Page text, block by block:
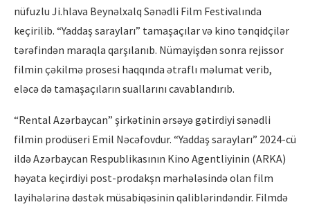
nüfuzlu Ji.hlava Beynəlxalq Sənədli Film Festivalında
keçirilib. “Yaddaş sarayları” tamaşaçılar və kino tənqidçilər
tərəfindən maraqla qarşılanıb. Nümayişdən sonra rejissor
filmin çəkilmə prosesi haqqında ətraflı məlumat verib,
eləcə də tamaşaçıların suallarını cavablandırıb.
“Rental Azərbaycan” şirkətinin ərsəyə gətirdiyi sənədli
filmin prodüseri Emil Nəcəfovdur. “Yaddaş sarayları” 2024-cü
ildə Azərbaycan Respublikasının Kino Agentliyinin (ARKA)
həyata keçirdiyi post-prodakşn mərhələsində olan film
layihələrinə dəstək müsabiqəsinin qaliblərindəndir. Filmdə